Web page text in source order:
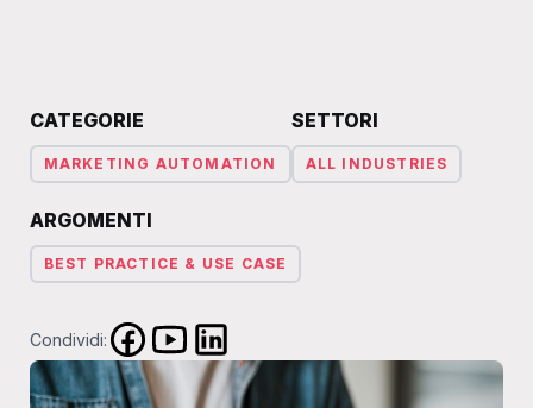
CATEGORIE
MARKETING AUTOMATION
SETTORI
ALL INDUSTRIES
ARGOMENTI
BEST PRACTICE & USE CASE
Condividi: